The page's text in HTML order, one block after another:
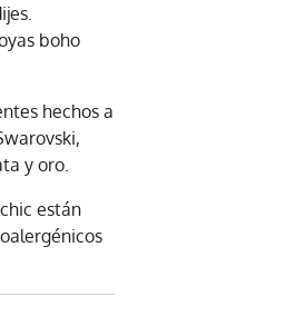
boho
hechos a
y oro.
están